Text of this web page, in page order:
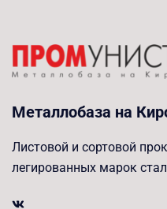
Металлобаза на
Листовой и сортовой
легированных марок